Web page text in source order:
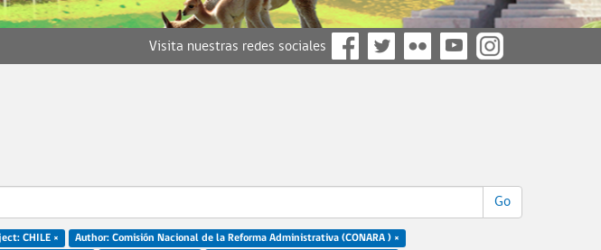
Visita nuestras redes sociales
Go
CHILE ×
Author: Comisión Nacional de la Reforma Administrativa (CONARA ) ×